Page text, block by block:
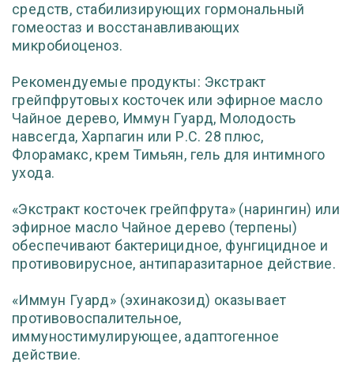
средств, стабилизирующих гормональный
гомеостаз и восстанавливающих
микробиоценоз.
Рекомендуемые продукты: Экстракт
грейпфрутовых косточек или эфирное масло
Чайное дерево, Иммун Гуард, Молодость
навсегда, Харпагин или Р.С. 28 плюс,
Флорамакс, крем Тимьян, гель для интимного
ухода.
«Экстракт косточек грейпфрута» (нарингин) или
эфирное масло Чайное дерево (терпены)
обеспечивают бактерицидное, фунгицидное и
противовирусное, антипаразитарное действие.
«Иммун Гуард» (эхинакозид) оказывает
противовоспалительное,
иммуностимулирующее, адаптогенное
действие.